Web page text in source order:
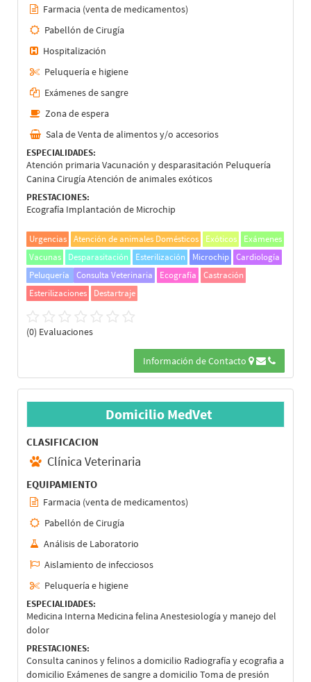
Farmacia (venta de medicamentos)
Pabellón de Cirugía
Hospitalización
Peluquería e higiene
Exámenes de sangre
Zona de espera
Sala de Venta de alimentos y/o accesorios
ESPECIALIDADES:
Atención primaria Vacunación y desparasitación Peluquería
Canina Cirugía Atención de animales exóticos
PRESTACIONES:
Ecografía Implantación de Microchip
Urgencias Atención de animales Domésticos Exóticos
Exámenes
Vacunas
Desparasitación Esterilización Microchip Cardiología
Peluquería
Consulta Veterinaria Ecografía
Castración
Esterilizaciones
Destartraje
(0) Evaluaciones
Información de Contacto
Domicilio MedVet
CLASIFICACION
Clínica Veterinaria
EQUIPAMIENTO
Farmacia (venta de medicamentos)
Pabellón de Cirugía
Análisis de Laboratorio
Aislamiento de infecciosos
Peluquería e higiene
ESPECIALIDADES:
Medicina Interna Medicina felina Anestesiología y manejo del
dolor
PRESTACIONES:
Consulta caninos y felinos a domicilio Radiografía y ecografia a
domicilio Exámenes de sangre a domicilio Toma de presión